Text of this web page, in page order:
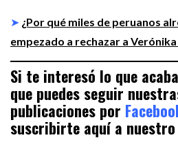
➤ ¿Por qué miles de peruanos
empezado a rechazar a
Si te interesó lo que
que puedes seguir
publicaciones por
suscribirte aquí a nuestro